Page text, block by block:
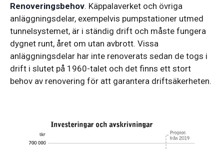
Renoveringsbehov. Käppalaverket och övriga
anläggningsdelar, exempelvis pumpstationer utmed
tunnelsystemet, är i ständig drift och måste fungera
dygnet runt, året om utan avbrott. Vissa
anläggningsdelar har inte renoverats sedan de togs i
drift i slutet på 1960-talet och det finns ett stort
behov av renovering för att garantera driftsäkerheten.